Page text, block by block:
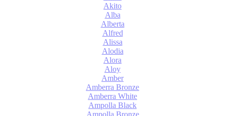
Akito
Alba
Alberta
Alfred
Alissa
Alodia
Alora
Aloy
Amber
Amberra Bronze
Amberra White
Ampolla Black
Ampolla Bronze